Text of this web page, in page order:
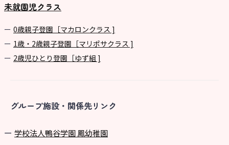
未就園児クラス
0歳親子登園［マカロンクラス ]
1歳・2歳親子登園［マリポサクラス ]
2歳児ひとり登園［ゆず組 ]
グループ施設・関係先リンク
学校法⼈鴨⾕学園 鳳幼稚園